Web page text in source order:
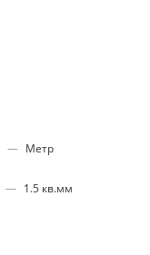
— Метр
— 1.5 кв.мм